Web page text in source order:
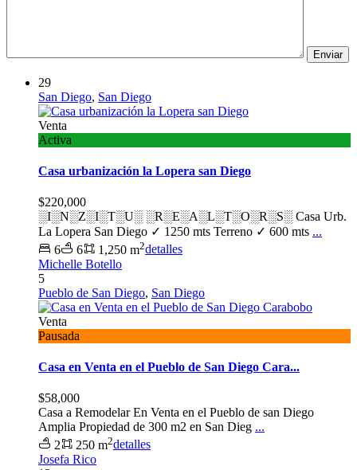
29
San Diego, San Diego
Venta
Activa
Casa urbanización la Lopera san Diego
$220,000
░I░N░Z░I░T░U░ ░R░E░A░L░T░O░R░S░ Casa Urb.
La Lopera San Diego ✓ 1250 mts Terreno ✓ 600 mts ...
6
6 1,250 m2detalles
Michelle Botello
5
Pueblo de San Diego, San Diego
Venta
Pausada
Casa en Venta en el Pueblo de San Diego Cara...
$58,000
Casa a Remodelar En Venta en el Pueblo de san Diego
Amplia Propiedad de 300 m2 en San Dieg ...
2
250 m2detalles
Josefa Rico